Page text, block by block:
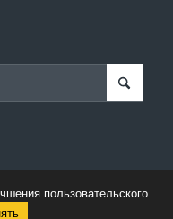
-Enfold Theme by Kriesi
пользовательского